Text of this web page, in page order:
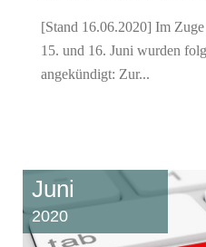
[Stand 16.06.2020] Im
15. und 16. Juni wurden
angekündigt: Zur...
Juni
2020